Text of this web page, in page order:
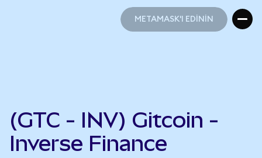
METAMASK'I EDİNİN
(GTC - INV) Gitcoin -
Inverse Finance